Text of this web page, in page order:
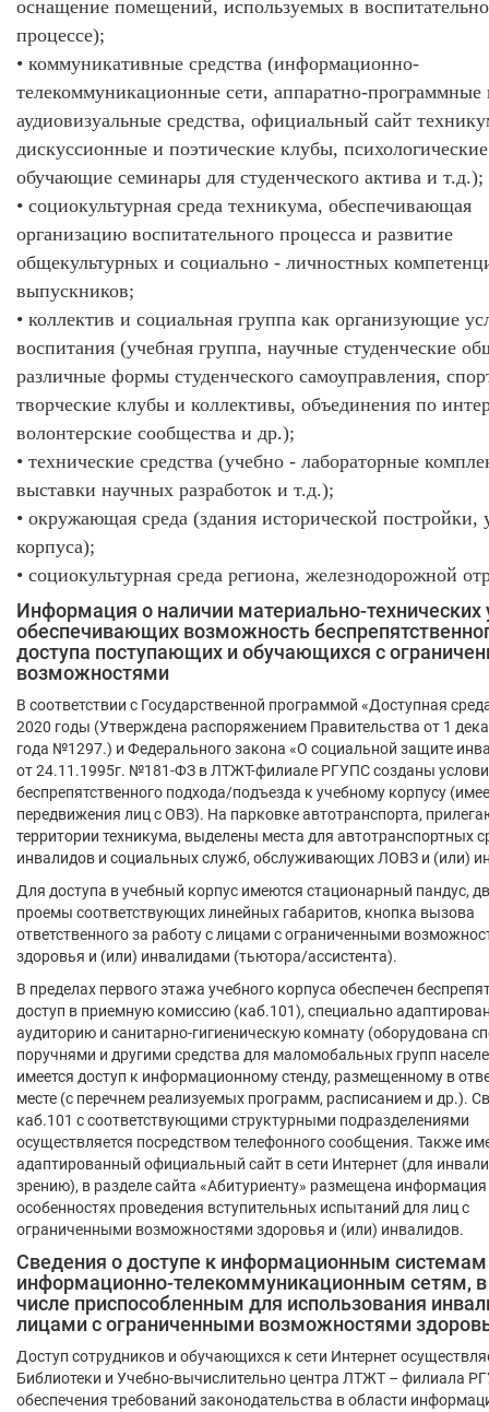
оснащение помещений, используемых в
процессе);
• коммуникативные средства (информационно-
телекоммуникационные сети, аппаратно-программные
аудиовизуальные средства, официальный сайт
дискуссионные и поэтические клубы,
обучающие семинары для студенческого актива и т.д.);
• социокультурная среда техникума, обеспечивающая
организацию воспитательного процесса и развитие
общекультурных и социально - личностных
выпускников;
• коллектив и социальная группа как организующие
воспитания (учебная группа, научные студенческие
различные формы студенческого самоуправления,
творческие клубы и коллективы, объединения по
волонтерские сообщества и др.);
• технические средства (учебно - лабораторные
выставки научных разработок и т.д.);
• окружающая среда (здания исторической постройки,
корпуса);
• социокультурная среда региона, железнодорожной
Информация о наличии материально-технических
обеспечивающих возможность
доступа поступающих и обучающихся с
возможностями
В соответствии с Государственной программой «Доступная
2020 годы (Утверждена распоряжением Правительства от 1
года №1297.) и Федерального закона «О социальной защите
от 24.11.1995г. №181-ФЗ в ЛТЖТ-филиале РГУПС созданы
беспрепятственного подхода/подъезда к учебному корпусу
передвижения лиц с ОВЗ). На парковке автотранспорта,
территории техникума, выделены места для автотранспортных
инвалидов и социальных служб, обслуживающих ЛОВЗ и (или)
Для доступа в учебный корпус имеются стационарный пандус,
проемы соответствующих линейных габаритов, кнопка вызова
ответственного за работу с лицами с ограниченными
здоровья и (или) инвалидами (тьютора/ассистента).
В пределах первого этажа учебного корпуса обеспечен
доступ в приемную комиссию (каб.101), специально
аудиторию и санитарно-гигиеническую комнату (оборудована
поручнями и другими средства для маломобальных групп
имеется доступ к информационному стенду, размещенному в
месте (с перечнем реализуемых программ, расписанием и др.).
каб.101 с соответствующими структурными подразделениями
осуществляется посредством телефонного сообщения. Также
адаптированный официальный сайт в сети Интернет (для
зрению), в разделе сайта «Абитуриенту» размещена
особенностях проведения вступительных испытаний для лиц с
ограниченными возможностями здоровья и (или) инвалидов.
Сведения о доступе к информационным
информационно-телекоммуникационным сетям,
числе приспособленным для использования
лицами с ограниченными возможностями
Доступ сотрудников и обучающихся к сети Интернет
Библиотеки и Учебно-вычислительно центра ЛТЖТ – филиала
обеспечения требований законодательства в области